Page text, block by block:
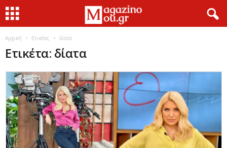
Αρχική Ετικέτες δίατα
Ετικέτα: δίατα